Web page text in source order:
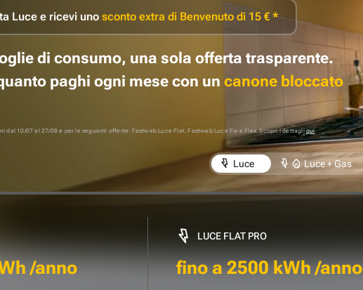
Luce e ricevi uno sconto extra di Benvenuto di 15 € *
di consumo, una sola offerta trasparente.
paghi ogni mese con un canone bloccato
dal 10/07 al 27/08 e per le seguenti offerte: Fastweb Luce Flat, Fastweb Luce Fix e Flex. Scopri i dettagliqui.
Luce Luce + Gas
/anno
LUCE FLAT PRO
fino a 2500 kWh /anno